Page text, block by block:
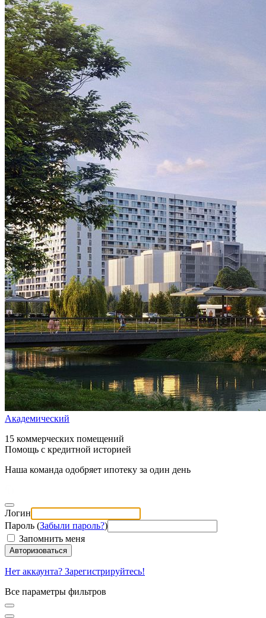
Академический
15 коммерческих помещений
Помощь с кредитной историей
Наша команда одобряет ипотеку за один день
Логин
Пароль (Забыли пароль?)
Запомнить меня
Авторизоваться
Нет аккаунта? Зарегистрируйтесь!
Все параметры фильтров